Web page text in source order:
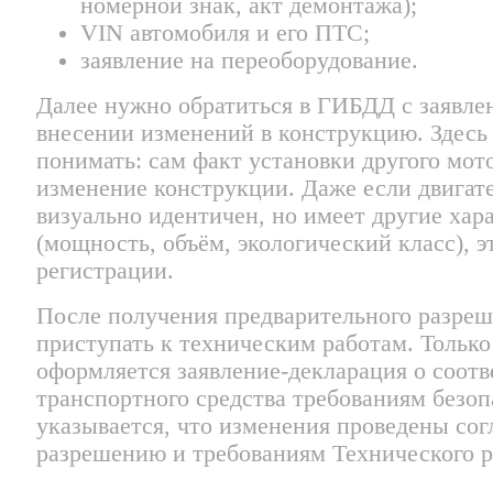
VIN автомобиля и его ПТС;
заявление на переоборудование.
Далее нужно обратиться в ГИБДД с
внесении изменений в конструкцию.
понимать: сам факт установки другого
изменение конструкции. Даже если
визуально идентичен, но имеет другие
(мощность, объём, экологический класс),
регистрации.
После получения предварительного
приступать к техническим работам.
оформляется заявление-декларация о
транспортного средства требованиям
указывается, что изменения проведены
разрешению и требованиям Технического